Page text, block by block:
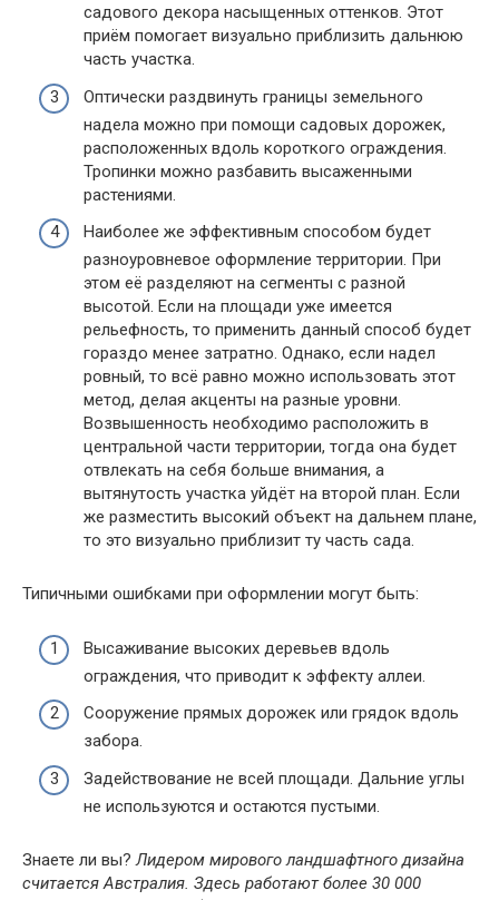
садового декора насыщенных оттенков. Этот
приём помогает визуально приблизить дальнюю
часть участка.
Оптически раздвинуть границы земельного
надела можно при помощи садовых дорожек,
расположенных вдоль короткого ограждения.
Тропинки можно разбавить высаженными
растениями.
Наиболее же эффективным способом будет
разноуровневое оформление территории. При
этом её разделяют на сегменты с разной
высотой. Если на площади уже имеется
рельефность, то применить данный способ будет
гораздо менее затратно. Однако, если надел
ровный, то всё равно можно использовать этот
метод, делая акценты на разные уровни.
Возвышенность необходимо расположить в
центральной части территории, тогда она будет
отвлекать на себя больше внимания, а
вытянутость участка уйдёт на второй план. Если
же разместить высокий объект на дальнем плане,
то это визуально приблизит ту часть сада.
Типичными ошибками при оформлении могут быть:
Высаживание высоких деревьев вдоль
ограждения, что приводит к эффекту аллеи.
Сооружение прямых дорожек или грядок вдоль
забора.
Задействование не всей площади. Дальние углы
не используются и остаются пустыми.
Знаете ли вы? Лидером мирового ландшафтного дизайна
считается Австралия. Здесь работают более 30 000